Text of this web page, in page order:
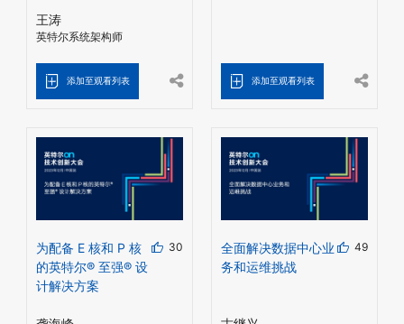
王涛
英特尔系统架构师
添加至观看列表 添加至观看列表
30
为配备 E 核和 P 核
的英特尔® 至强® 设
计解决方案
49
全面解决数据中心业
务和运维挑战